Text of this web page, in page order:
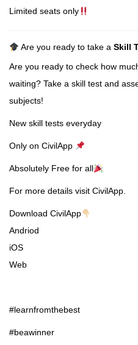
Limited seats only
Are you ready to take aSkill
Are you ready to check how
waiting? Take a skill test and
subjects!
New skill tests everyday
Only on CivilApp
Absolutely Free for all
For more details visit CivilApp.
Download CivilApp
Andriod
iOS
Web
#learnfromthebest
#beawinner